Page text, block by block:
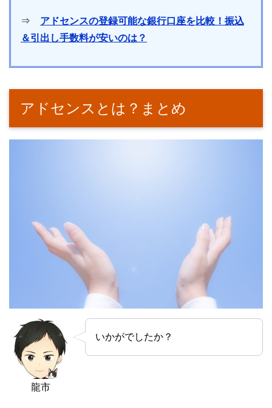
⇒ アドセンスの登録可能な銀行口座を比較！振込
＆引出し手数料が安いのは？
アドセンスとは？まとめ
龍市
いかがでしたか？